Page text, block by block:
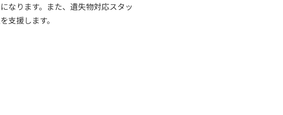
なります。また、遺失物対応スタッ
支援します。